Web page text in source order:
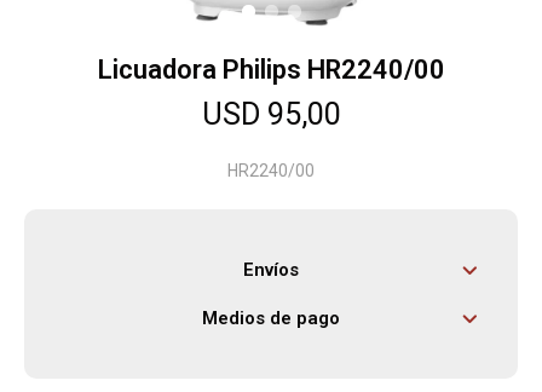
Licuadora Philips HR2240/00
USD 95,00
HR2240/00
Envíos
Medios de pago
Herramientas